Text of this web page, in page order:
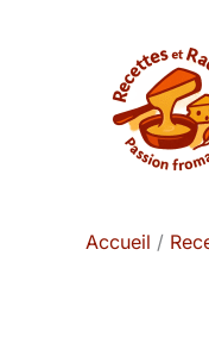
Accueil